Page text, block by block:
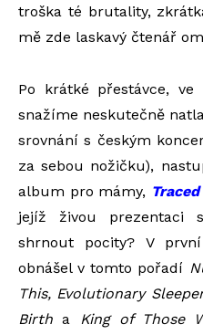
troška té brutality,
mě zde laskavý čtenář
Po krátké přestávce,
snažíme neskutečně
srovnání s českým
za sebou nožičku),
album pro mámy,
jejíž živou prezentaci
shrnout pocity? V
obnášel v tomto pořadí
This, Evolutionary
Birth a King of Those